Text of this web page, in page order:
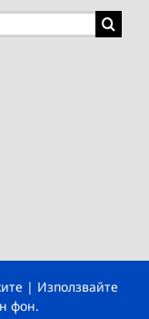
| Използвайте
фон.